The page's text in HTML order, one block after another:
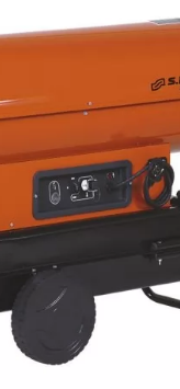
mobile